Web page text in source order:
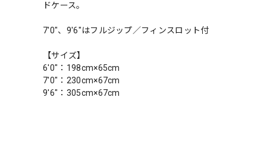
ドケース。
7'0"、9'6"はフルジップ／フィンスロット付
【サイズ】
6'0"：198cm×65cm
7'0"：230cm×67cm
9'6"：305cm×67cm